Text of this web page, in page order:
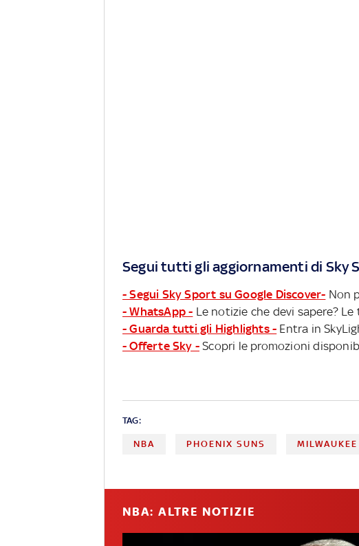
Segui tutti gli aggiornamenti di Sky
- Segui Sky Sport su Google Discover- Non
- WhatsApp - Le notizie che devi sapere?
- Guarda tutti gli Highlights - Entra in
- Offerte Sky - Scopri le promozioni
TAG:
NBA PHOENIX SUNS
NBA: ALTRE NOTIZIE